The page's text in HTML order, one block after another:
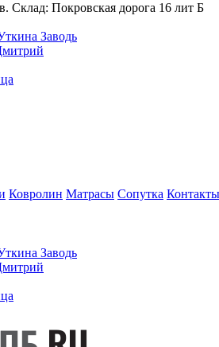
Склад: Покровская дорога 16 лит Б
Заводь
Ковролин Матрасы Сопутка Контакты
Заводь